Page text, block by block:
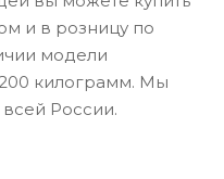
и в розницу по
модели
килограмм. Мы
России.